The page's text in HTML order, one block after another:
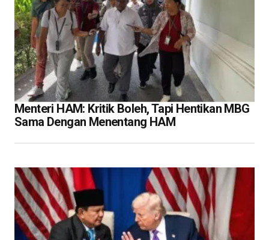
Menteri HAM: Kritik Boleh, Tapi Hentikan MBG
Sama Dengan Menentang HAM